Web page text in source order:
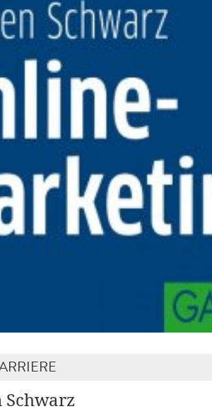
Schwarz